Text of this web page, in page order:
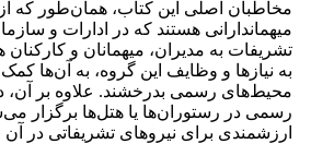
مخاطبان اصلی این کتاب، همان‌طور که
میهماندارانی هستند که در ادارات و
تشریفات به مدیران، میهمانان و
به نیازها و وظایف این گروه، به آن‌ها
محیط‌های رسمی بدرخشند. علاوه بر
رسمی در رستوران‌ها یا هتل‌ها برگزار
ارزشمندی برای نیروهای تشریفاتی در